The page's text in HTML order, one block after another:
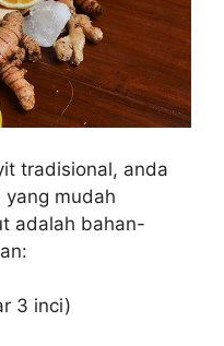
tradisional, anda
mudah
adalah bahan-
3 inci)